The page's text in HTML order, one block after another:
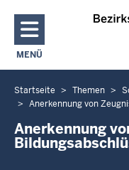
MENÜ
NAVIGATION
Sie
befinden
sich
hier
Startseite Themen
Anerkennung von
Anerkennung